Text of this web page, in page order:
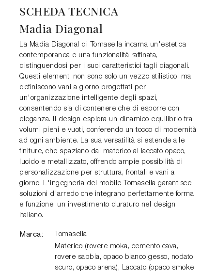
SCHEDA TECNICA
Madia Diagonal
La Madia Diagonal di Tomasella incarna un'estetica
contemporanea e una funzionalità raffinata,
distinguendosi per i suoi caratteristici tagli diagonali.
Questi elementi non sono solo un vezzo stilistico, ma
definiscono vani a giorno progettati per
un'organizzazione intelligente degli spazi,
consentendo sia di contenere che di esporre con
eleganza. Il design esplora un dinamico equilibrio tra
volumi pieni e vuoti, conferendo un tocco di modernità
ad ogni ambiente. La sua versatilità si estende alle
finiture, che spaziano dal materico al laccato opaco,
lucido e metallizzato, offrendo ampie possibilità di
personalizzazione per struttura, frontali e vani a
giorno. L'ingegneria del mobile Tomasella garantisce
soluzioni d'arredo che integrano perfettamente forma
e funzione, un investimento duraturo nel design
italiano.
Marca: Tomasella
Materico (rovere moka, cemento cava,
rovere sabbia, opaco bianco gesso, nodato
scuro, opaco arena), Laccato (opaco smoke